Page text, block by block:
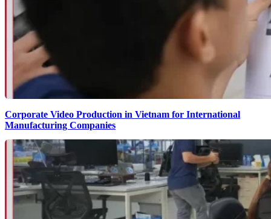
Corporate Video Production in Vietnam for International
Manufacturing Companies